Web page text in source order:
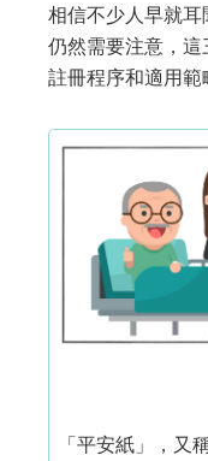
相信不少人早就
仍然需要注意，這
註冊程序和適用範
「平安紙」，又